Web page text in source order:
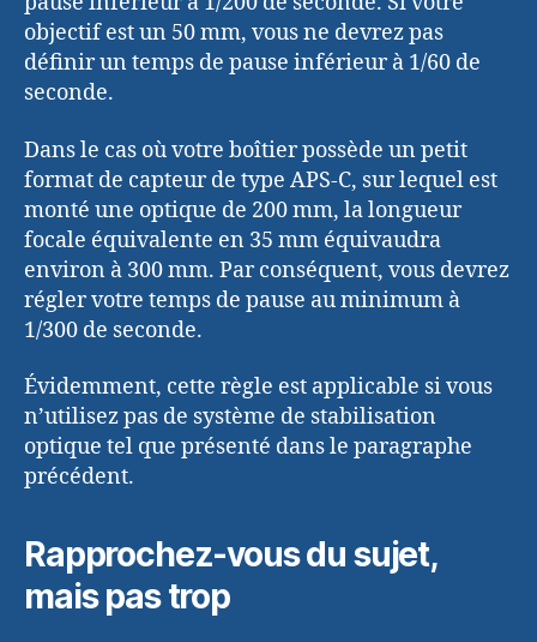
objectif est un 50 mm, vous ne devrez pas
définir un temps de pause inférieur à 1/60 de
seconde.
Dans le cas où votre boîtier possède un petit
format de capteur de type APS-C, sur lequel est
monté une optique de 200 mm, la longueur
focale équivalente en 35 mm équivaudra
environ à 300 mm. Par conséquent, vous devrez
régler votre temps de pause au minimum à
1/300 de seconde.
Évidemment, cette règle est applicable si vous
n’utilisez pas de système de stabilisation
optique tel que présenté dans le paragraphe
précédent.
Rapprochez-vous du sujet,
mais pas trop